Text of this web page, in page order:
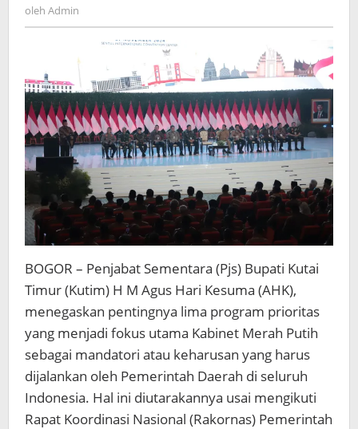
Merah
Putih
oleh Admin
BOGOR – Penjabat Sementara (Pjs) Bupati Kutai
Timur (Kutim) H M Agus Hari Kesuma (AHK),
menegaskan pentingnya lima program prioritas
yang menjadi fokus utama Kabinet Merah Putih
sebagai mandatori atau keharusan yang harus
dijalankan oleh Pemerintah Daerah di seluruh
Indonesia. Hal ini diutarakannya usai mengikuti
Rapat Koordinasi Nasional (Rakornas) Pemerintah